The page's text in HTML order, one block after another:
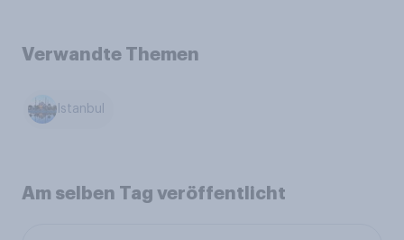
Verwandte Themen
Istanbul
Am selben Tag veröffentlicht